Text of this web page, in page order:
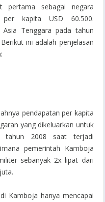
pertama sebagai negara
per kapita USD 60.500.
Tenggara pada tahun
ini adalah penjelasan
pendapatan per kapita
yang dikeluarkan untuk
tahun 2008 saat terjadi
pemerintah Kamboja
sebanyak 2x lipat dari
Kamboja hanya mencapai